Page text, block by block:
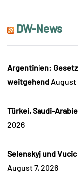
DW-News
Argentinien:
weitgehend August
Türkei, Saudi-
2026
Selenskyj und
August 7, 2026